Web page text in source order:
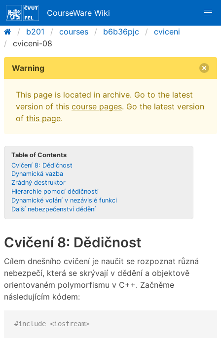
CourseWare Wiki
b201
courses b6b36pjc
cviceni
cviceni-08
Warning
This page is located in archive. Go to the latest
version of this course pages. Go the latest version
of this page.
Table of Contents
Cvičení 8: Dědičnost
Dynamická vazba
Zrádný destruktor
Hierarchie pomocí dědičnosti
Dynamické volání v nezávislé funkci
Další nebezpečenství dědění
Cvičení 8: Dědičnost
Cílem dnešního cvičení je naučit se rozpoznat různá
nebezpečí, která se skrývají v dědění a objektově
orientovaném polymorfismu v C++. Začněme
následujícím kódem:
#include <iostream>